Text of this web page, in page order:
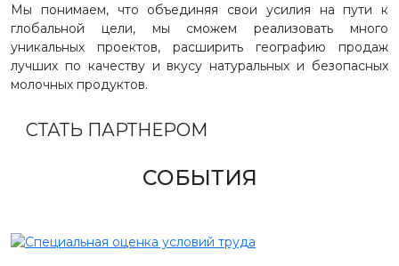
Мы понимаем, что объединяя свои усилия на пути к
глобальной цели, мы сможем реализовать много
уникальных проектов, расширить географию продаж
лучших по качеству и вкусу натуральных и безопасных
молочных продуктов.
СТАТЬ ПАРТНЕРОМ
СОБЫТИЯ